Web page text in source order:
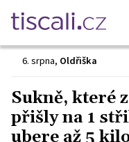
6. srpna, Oldřiška
Sukně, které
přišly na 1
ubere až 5